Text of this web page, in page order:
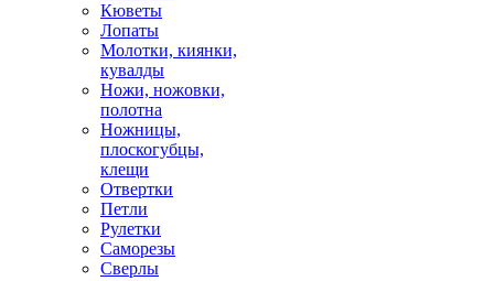
Кюветы
Лопаты
Молотки, киянки,
кувалды
Ножи, ножовки,
полотна
Ножницы,
плоскогубцы,
клещи
Отвертки
Петли
Рулетки
Саморезы
Сверлы